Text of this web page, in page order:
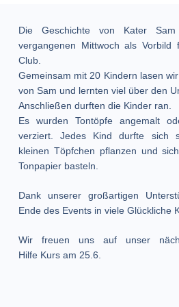
Die Geschichte von Kater
vergangenen Mittwoch als
Club.
Gemeinsam mit 20 Kindern lasen
von Sam und lernten viel über den
Anschließen durften die Kinder ran.
Es wurden Tontöpfe angemalt
verziert. Jedes Kind durfte sich
kleinen Töpfchen pflanzen und
Tonpapier basteln.
Dank unserer großartigen
Ende des Events in viele Glückliche
Wir freuen uns auf unser
Hilfe Kurs am 25.6.